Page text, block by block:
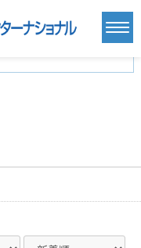
マルチメディア(0)